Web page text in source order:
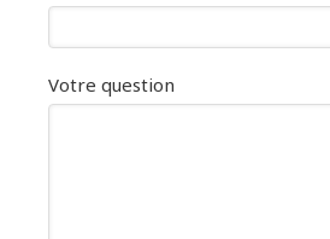
Votre question